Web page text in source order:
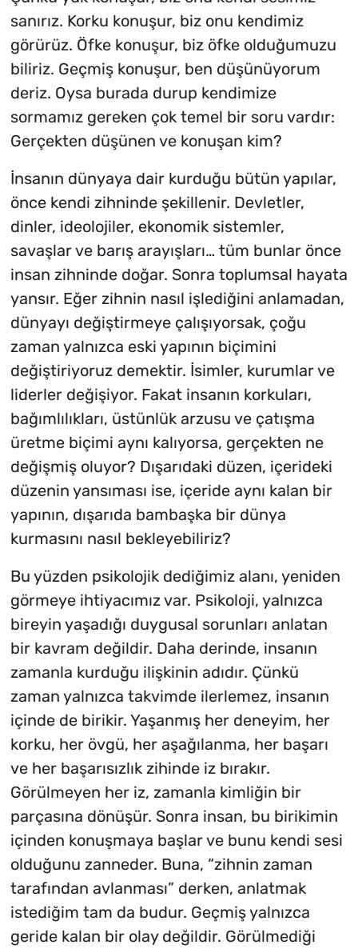
sanırız. Korku konuşur, biz onu kendimiz
görürüz. Öfke konuşur, biz öfke olduğumuzu
biliriz. Geçmiş konuşur, ben düşünüyorum
deriz. Oysa burada durup kendimize
sormamız gereken çok temel bir soru vardır:
Gerçekten düşünen ve konuşan kim?
İnsanın dünyaya dair kurduğu bütün yapılar,
önce kendi zihninde şekillenir. Devletler,
dinler, ideolojiler, ekonomik sistemler,
savaşlar ve barış arayışları… tüm bunlar önce
insan zihninde doğar. Sonra toplumsal hayata
yansır. Eğer zihnin nasıl işlediğini anlamadan,
dünyayı değiştirmeye çalışıyorsak, çoğu
zaman yalnızca eski yapının biçimini
değiştiriyoruz demektir. İsimler, kurumlar ve
liderler değişiyor. Fakat insanın korkuları,
bağımlılıkları, üstünlük arzusu ve çatışma
üretme biçimi aynı kalıyorsa, gerçekten ne
değişmiş oluyor? Dışarıdaki düzen, içerideki
düzenin yansıması ise, içeride aynı kalan bir
yapının, dışarıda bambaşka bir dünya
kurmasını nasıl bekleyebiliriz?
Bu yüzden psikolojik dediğimiz alanı, yeniden
görmeye ihtiyacımız var. Psikoloji, yalnızca
bireyin yaşadığı duygusal sorunları anlatan
bir kavram değildir. Daha derinde, insanın
zamanla kurduğu ilişkinin adıdır. Çünkü
zaman yalnızca takvimde ilerlemez, insanın
içinde de birikir. Yaşanmış her deneyim, her
korku, her övgü, her aşağılanma, her başarı
ve her başarısızlık zihinde iz bırakır.
Görülmeyen her iz, zamanla kimliğin bir
parçasına dönüşür. Sonra insan, bu birikimin
içinden konuşmaya başlar ve bunu kendi sesi
olduğunu zanneder. Buna, “zihnin zaman
tarafından avlanması” derken, anlatmak
istediğim tam da budur. Geçmiş yalnızca
geride kalan bir olay değildir. Görülmediği